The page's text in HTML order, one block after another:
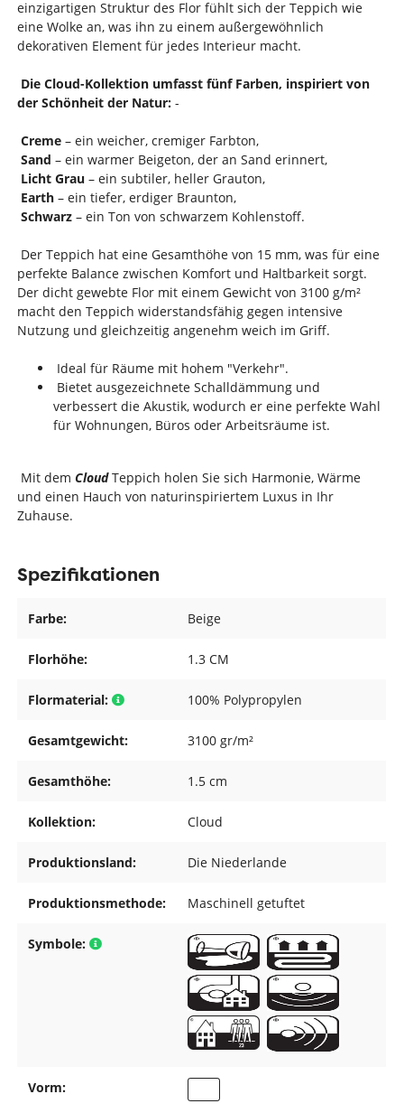
einzigartigen Struktur des Flor fühlt sich der Teppich wie
eine Wolke an, was ihn zu einem außergewöhnlich
dekorativen Element für jedes Interieur macht.
Die Cloud-Kollektion umfasst fünf Farben, inspiriert von
der Schönheit der Natur: -
Creme – ein weicher, cremiger Farbton,
Sand – ein warmer Beigeton, der an Sand erinnert,
Licht Grau – ein subtiler, heller Grauton,
Earth – ein tiefer, erdiger Braunton,
Schwarz – ein Ton von schwarzem Kohlenstoff.
Der Teppich hat eine Gesamthöhe von 15 mm, was für eine
perfekte Balance zwischen Komfort und Haltbarkeit sorgt.
Der dicht gewebte Flor mit einem Gewicht von 3100 g/m²
macht den Teppich widerstandsfähig gegen intensive
Nutzung und gleichzeitig angenehm weich im Griff.
Ideal für Räume mit hohem "Verkehr".
Bietet ausgezeichnete Schalldämmung und
verbessert die Akustik, wodurch er eine perfekte Wahl
für Wohnungen, Büros oder Arbeitsräume ist.
Mit dem Cloud Teppich holen Sie sich Harmonie, Wärme
und einen Hauch von naturinspiriertem Luxus in Ihr
Zuhause.
Spezifikationen
Farbe: Beige
Florhöhe: 1.3 CM
Flormaterial: 100% Polypropylen
Gesamtgewicht: 3100 gr/m²
Gesamthöhe: 1.5 cm
Kollektion: Cloud
Produktionsland: Die Niederlande
Produktionsmethode: Maschinell getuftet
Symbole:
Vorm: